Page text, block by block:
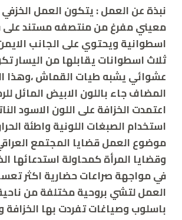
نبذة عن العمل :يتكون العمل
معيني مفرغ من منتصفه مستند على
اسطوانية ويحتوي على الجانب
ثلاث اسطوانات يقابلها من اليسار
عشوائي يشبه طيات القماش ،وهذا
المضاف جاء باللون الابيض المائل
اعتمدت الخزافة على اللون الاسود
استخدام الصبغات اللونية واطئة
موضوع العمل قضايا المجتمع
وقضايا المرأة كمحاولة استدعائها
في مواجهة صراعات حضارية اكثر
العمل لتشي بروحية مختلفة من ناحية
باسلوب وصياغات تفردت بها